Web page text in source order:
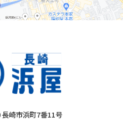
崎市浜町7番11号